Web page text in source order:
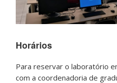
Horários
Para reservar o laboratório
com a coordenadoria de